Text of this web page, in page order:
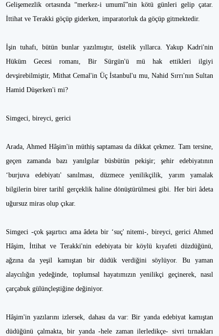
Gelişemezlik ortasında “merkez-i umumî”nin kötü günleri gelip çatar.
İttihat ve Terakki göçüp giderken, imparatorluk da göçüp gitmektedir.
İşin tuhafı, bütün bunlar yazılmıştır, üstelik yıllarca. Yakup Kadri'nin
Hüküm Gecesi romanı, Bir Sürgün'ü mü hak ettikleri ilgiyi
devşirebilmiştir, Mithat Cemal'in Üç İstanbul'u mu, Nahid Sırrı'nın Sultan
Hamid Düşerken'i mi?
Simgeci, bireyci, gerici
Arada, Ahmed Hâşim'in müthiş saptaması da dikkat çekmez. Tam tersine,
geçen zamanda bazı yanılgılar büsbütün pekişir; şehir edebiyatının
‘burjuva edebiyatı' sanılması, düzmece yenilikçilik, yarım yamalak
bilgilerin birer tarihî gerçeklik haline dönüştürülmesi gibi. Her biri âdeta
uğursuz miras olup çıkar.
Simgeci -çok şaşırtıcı ama âdeta bir ‘suç' nitemi-, bireyci, gerici Ahmed
Hâşim, İttihat ve Terakki'nin edebiyata bir köylü kıyafeti düzdüğünü,
ağzına da yeşil kamıştan bir düdük verdiğini söylüyor. Bu yaman
alaycılığın yedeğinde, toplumsal hayatımızın yenilikçi geçinerek, nasıl
çarçabuk gülünçleştiğine değiniyor.
Hâşim'in yazılarını izlersek, dahası da var: Bir yanda edebiyat kamıştan
düdüğünü çalmakta, bir yanda -hele zaman ilerledikçe- sivri tırnakları